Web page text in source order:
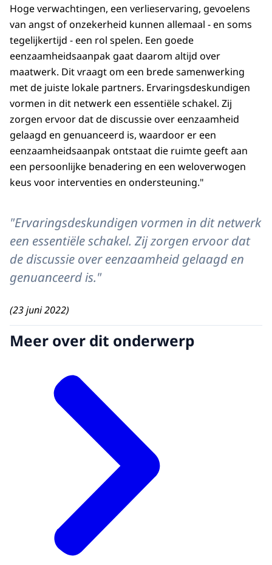
Hoge verwachtingen, een verlieservaring, gevoelens
van angst of onzekerheid kunnen allemaal - en soms
tegelijkertijd - een rol spelen. Een goede
eenzaamheidsaanpak gaat daarom altijd over
maatwerk. Dit vraagt om een brede samenwerking
met de juiste lokale partners. Ervaringsdeskundigen
vormen in dit netwerk een essentiële schakel. Zij
zorgen ervoor dat de discussie over eenzaamheid
gelaagd en genuanceerd is, waardoor er een
eenzaamheidsaanpak ontstaat die ruimte geeft aan
een persoonlijke benadering en een weloverwogen
keus voor interventies en ondersteuning."
"Ervaringsdeskundigen vormen in dit netwerk
een essentiële schakel. Zij zorgen ervoor dat
de discussie over eenzaamheid gelaagd en
genuanceerd is."
(23 juni 2022)
Meer over dit onderwerp